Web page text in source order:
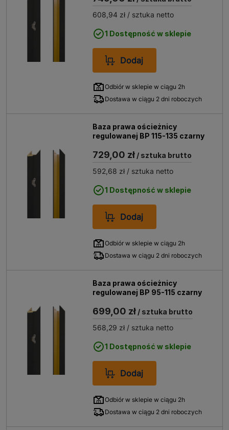
608,94 zł / sztuka netto
1 Dostępność w sklepie
Dodaj
Odbiór w sklepie w ciągu 2h
Dostawa w ciągu 2 dni roboczych
Baza prawa ościeżnicy
regulowanej BP 115-135 czarny
729,00 zł / sztuka brutto
592,68 zł / sztuka netto
1 Dostępność w sklepie
Dodaj
Odbiór w sklepie w ciągu 2h
Dostawa w ciągu 2 dni roboczych
Baza prawa ościeżnicy
regulowanej BP 95-115 czarny
699,00 zł / sztuka brutto
568,29 zł / sztuka netto
1 Dostępność w sklepie
Dodaj
Odbiór w sklepie w ciągu 2h
Dostawa w ciągu 2 dni roboczych